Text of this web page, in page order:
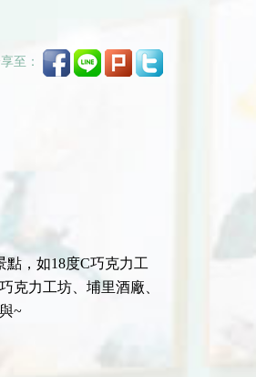
至：
，如18度C巧克力工
克力工坊、埔里酒廠、
~